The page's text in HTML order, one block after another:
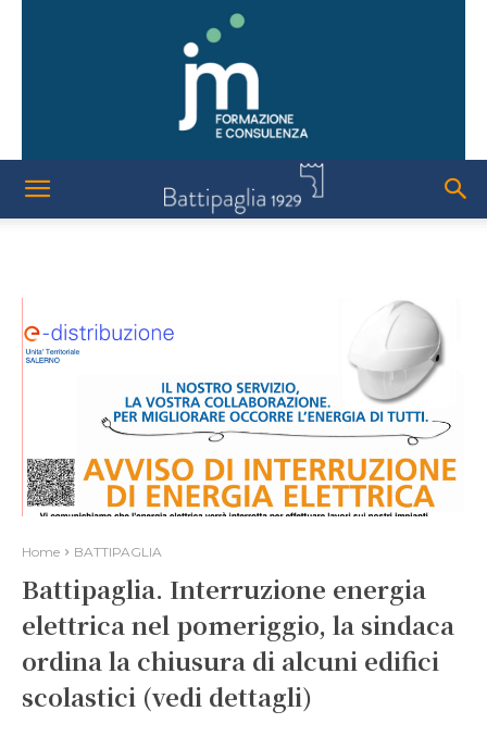
Home BATTIPAGLIA
Battipaglia. Interruzione energia
elettrica nel pomeriggio, la sindaca
ordina la chiusura di alcuni edifici
scolastici (vedi dettagli)